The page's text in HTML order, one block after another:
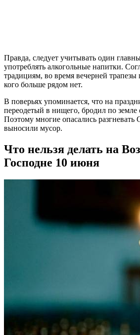
Правда, следует учитывать один
употреблять алкогольные напитки.
традициям, во время вечерней трапезы
кого больше рядом нет.
В поверьях упоминается, что на
переодетый в нищего, бродил по
Поэтому многие опасались разгневать
выносили мусор.
Что нельзя делать на
Господне 10 июня